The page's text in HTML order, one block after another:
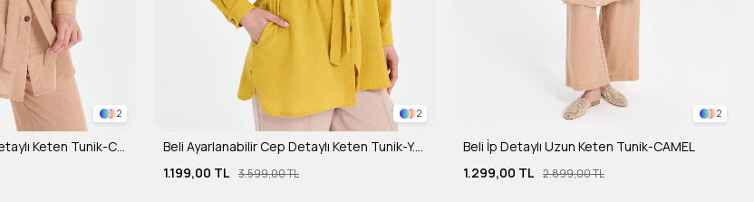
2
Beli Ayarlanabilir Cep Detaylı Keten Tunik-CAMEL
2
Beli Ayarlanabilir Cep Detaylı Keten Tunik-Y.YEŞİLİ
1.199,00 TL 3.599,00 TL
2
Beli İp Detaylı Uzun Keten Tunik-CAMEL
1.299,00 TL 2.899,00 TL